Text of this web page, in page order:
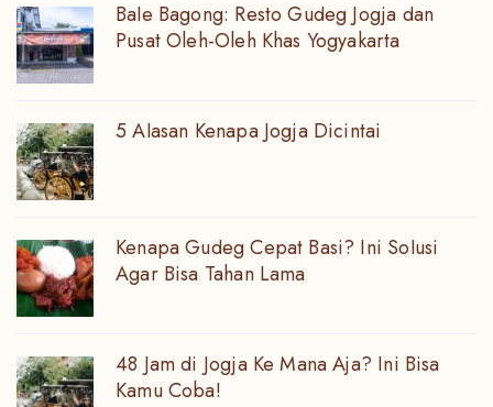
Bale Bagong: Resto Gudeg Jogja dan
Pusat Oleh-Oleh Khas Yogyakarta
5 Alasan Kenapa Jogja Dicintai
Kenapa Gudeg Cepat Basi? Ini Solusi
Agar Bisa Tahan Lama
48 Jam di Jogja Ke Mana Aja? Ini Bisa
Kamu Coba!